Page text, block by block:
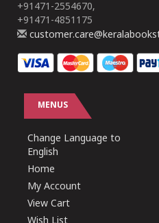
+91471-2554670,
+91471-4851175
MENUS
Change Language to
English
Home
My Account
View Cart